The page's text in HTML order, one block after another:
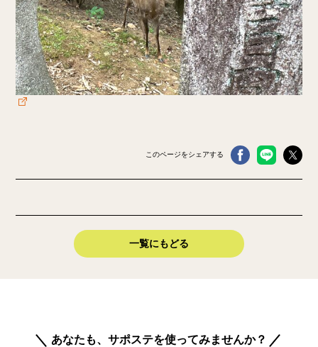
このページをシェアする
一覧にもどる
あなたも、サポステを使ってみませんか？